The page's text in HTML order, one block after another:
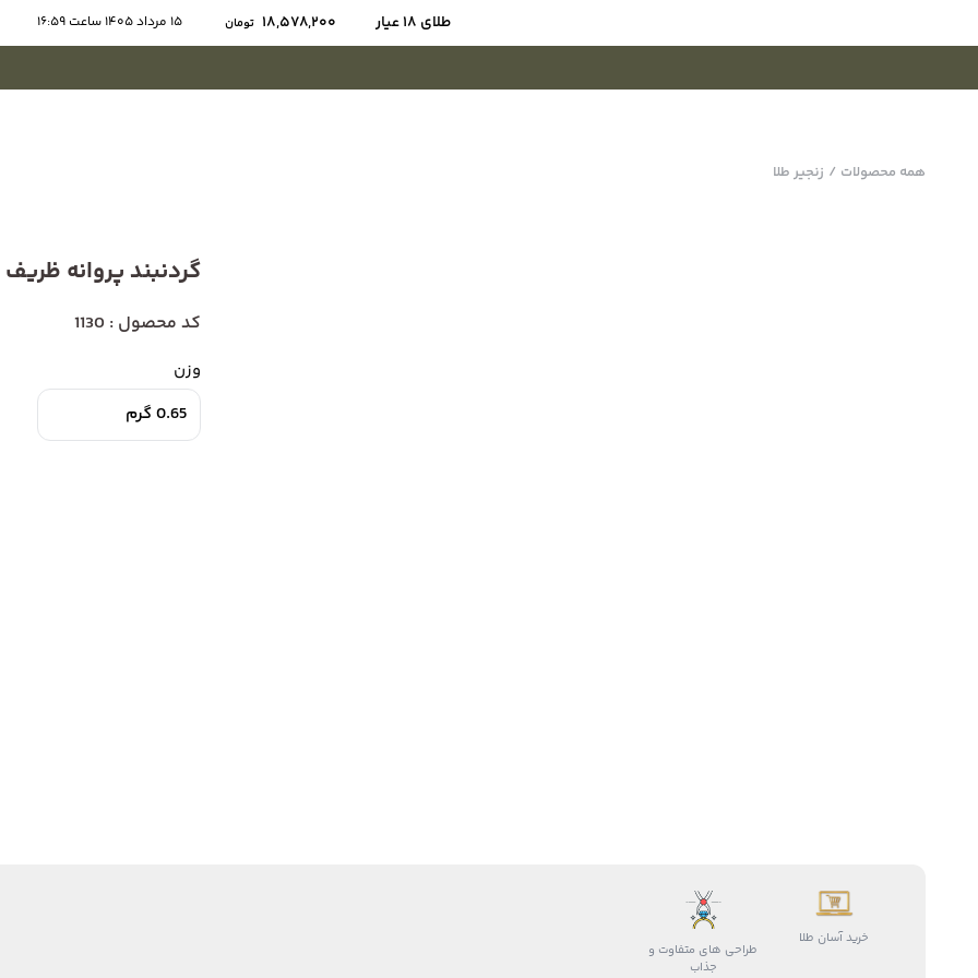
طلای ۱۸ عیار 18,578,200 تومان 15 مرداد 1405 ساعت 16:59
همه محصولات / زنجیر طلا
گردنبند پروانه ظریف
کد محصول : 1130
وزن
0.65 گرم
خرید آسان طلا
طراحی های متفاوت و
جذاب